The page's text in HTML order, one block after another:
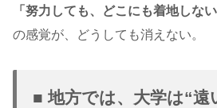
「努力しても、どこにも着地しない
の感覚が、どうしても消えない。
■ 地方では、大学は“遠